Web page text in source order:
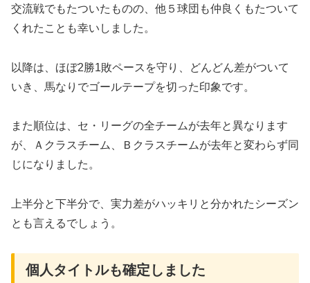
交流戦でもたついたものの、他５球団も仲良くもたついて
くれたことも幸いしました。
以降は、ほぼ2勝1敗ペースを守り、どんどん差がついて
いき、馬なりでゴールテープを切った印象です。
また順位は、セ・リーグの全チームが去年と異なります
が、Ａクラスチーム、Ｂクラスチームが去年と変わらず同
じになりました。
上半分と下半分で、実力差がハッキリと分かれたシーズン
とも言えるでしょう。
個人タイトルも確定しました